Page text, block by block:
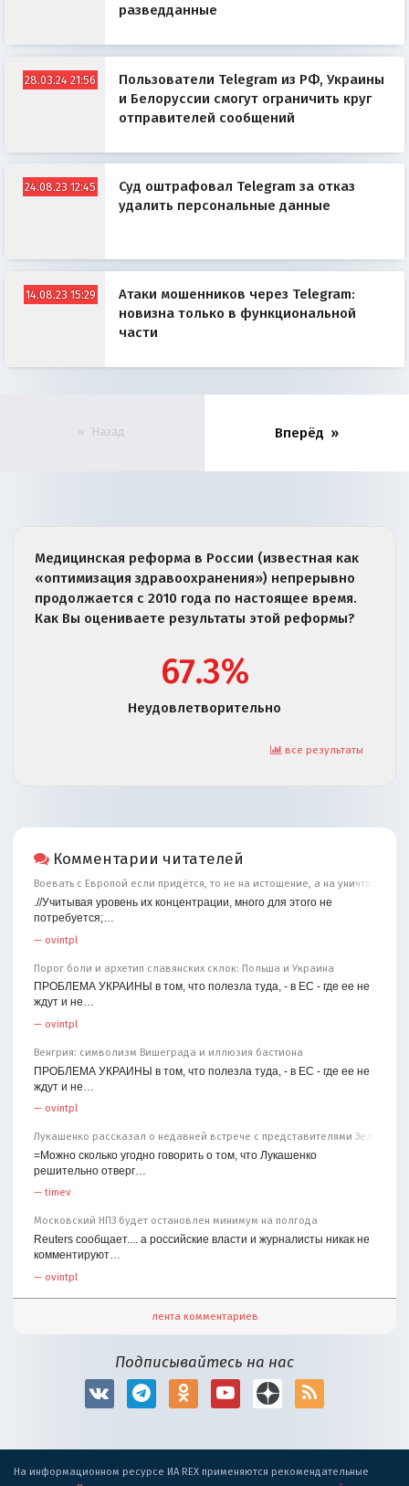
разведданные
28.03.24 21:56
Пользователи Telegram из РФ, Украины
и Белоруссии смогут ограничить круг
отправителей сообщений
24.08.23 12:45
Суд оштрафовал Telegram за отказ
удалить персональные данные
14.08.23 15:29
Атаки мошенников через Telegram:
новизна только в функциональной
части
Назад Вперёд
Медицинская реформа в России (известная как
«оптимизация здравоохранения») непрерывно
продолжается с 2010 года по настоящее время.
Как Вы оцениваете результаты этой реформы?
67.3%
Неудовлетворительно
все результаты
Комментарии читателей
Воевать с Европой если придётся, то не на истощение, а на уничтожение
.//Учитывая уровень их концентрации, много для этого не
потребуется;…
— ovintpl
Порог боли и архетип славянских склок: Польша и Украина
ПРОБЛЕМА УКРАИНЫ в том, что полезла туда, - в ЕС - где ее не
ждут и не…
— ovintpl
Венгрия: символизм Вишеграда и иллюзия бастиона
ПРОБЛЕМА УКРАИНЫ в том, что полезла туда, - в ЕС - где ее не
ждут и не…
— ovintpl
Лукашенко рассказал о недавней встрече с представителями
=Можно сколько угодно говорить о том, что Лукашенко
решительно отверг…
—timev
Московский НПЗ будет остановлен минимум на полгода
Reuters сообщает.... а российские власти и журналисты никак не
комментируют…
— ovintpl
лента комментариев
Подписывайтесь на нас
На информационном ресурсе ИА REX применяются рекомендательные